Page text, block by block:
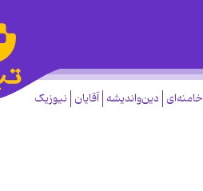
دین‌واندیشه آقایان نیوزیک